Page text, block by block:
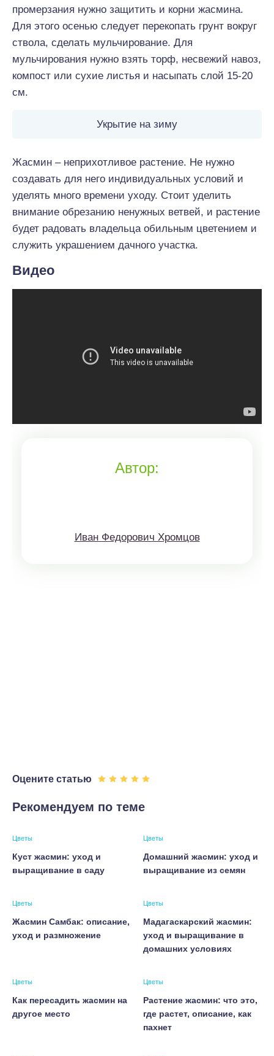
промерзания нужно защитить и корни жасмина.
Для этого осенью следует перекопать грунт вокруг
ствола, сделать мульчирование. Для
мульчирования нужно взять торф, несвежий навоз,
компост или сухие листья и насыпать слой 15-20
см.
Укрытие на зиму
Жасмин – неприхотливое растение. Не нужно
создавать для него индивидуальных условий и
уделять много времени уходу. Стоит уделить
внимание обрезанию ненужных ветвей, и растение
будет радовать владельца обильным цветением и
служить украшением дачного участка.
Видео
Автор:
Иван Федорович Хромцов
Оцените статью
Рекомендуем по теме
Цветы
Куст жасмин: уход и
выращивание в саду
Цветы
Домашний жасмин: уход и
выращивание из семян
Цветы
Жасмин Самбак: описание,
уход и размножение
Цветы
Мадагаскарский жасмин:
уход и выращивание в
домашних условиях
Цветы
Как пересадить жасмин на
другое место
Цветы
Растение жасмин: что это,
где растет, описание, как
пахнет